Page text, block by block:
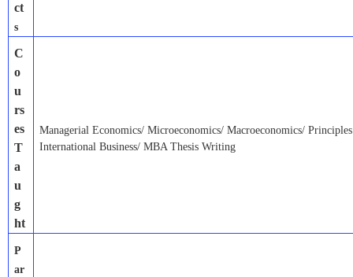
ct
s
C
o
u
rs
es
T
a
u
g
ht
Managerial Economics/ Microeconomics/ Macroeconomics/
International Business/ MBA Thesis Writing
P
ar